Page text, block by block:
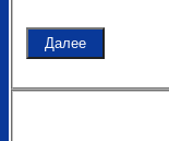
Далее